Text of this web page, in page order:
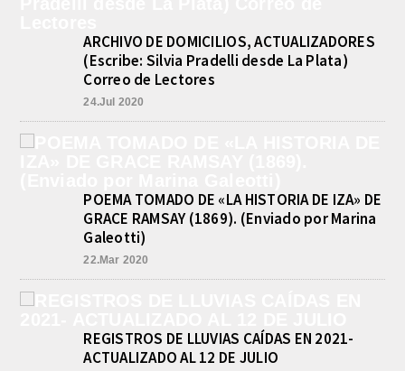
ARCHIVO DE DOMICILIOS, ACTUALIZADORES
(Escribe: Silvia Pradelli desde La Plata)
Correo de Lectores
24.Jul 2020
POEMA TOMADO DE «LA HISTORIA DE IZA» DE
GRACE RAMSAY (1869). (Enviado por Marina
Galeotti)
22.Mar 2020
REGISTROS DE LLUVIAS CAÍDAS EN 2021-
ACTUALIZADO AL 12 DE JULIO